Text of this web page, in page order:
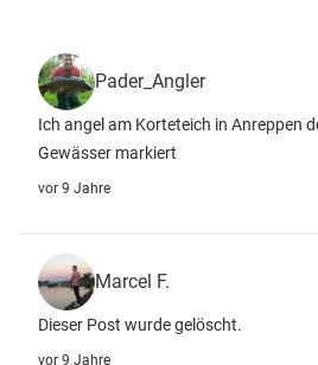
Pader_Angler
Ich angel am Korteteich in Anreppen
Gewässer markiert
vor 9 Jahre
Marcel F.
Dieser Post wurde gelöscht.
vor 9 Jahre